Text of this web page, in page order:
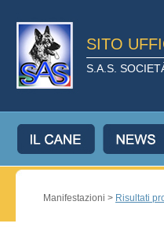
SITO
S.A.S.
Manifestazioni > Risultati